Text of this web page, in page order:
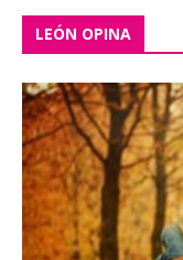
LEÓN OPINA